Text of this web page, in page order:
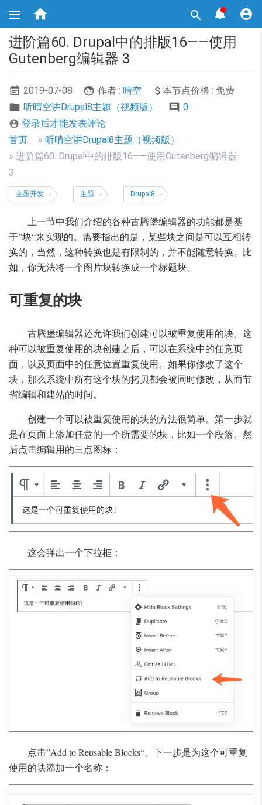
转
要
内
 


进阶篇60. Drupal中的排版16——使用
Gutenberg编辑器 3
2019-07-08 作者 : 晴空
本节点价格 : 免费
听晴空讲Drupal8主题（视频版）
0
 登录后才能发表评论
面
包
屑
导
首页
听晴空讲Drupal8主题（视频版）
进阶篇60. Drupal中的排版16——使用Gutenberg编辑器
3
主题开发 主题 Drupal8
上一节中我们介绍的各种古腾堡编辑器的功能都是基
于”块“来实现的。需要指出的是，某些块之间是可以互相转
换的，当然，这种转换也是有限制的，并不能随意转换。比
如，你无法将一个图片块转换成一个标题块。
可重复的块
古腾堡编辑器还允许我们创建可以被重复使用的块。这
种可以被重复使用的块创建之后，可以在系统中的任意页
面，以及页面中的任意位置重复使用。如果你修改了这个
块，那么系统中所有这个块的拷贝都会被同时修改，从而节
省编辑和建站的时间。
创建一个可以被重复使用的块的方法很简单。第一步就
是在页面上添加任意的一个所需要的块，比如一个段落。然
后点击编辑用的三点图标：
这会弹出一个下拉框：
点击”Add to Reusable Blocks“。下一步是为这个可重复
使用的块添加一个名称：